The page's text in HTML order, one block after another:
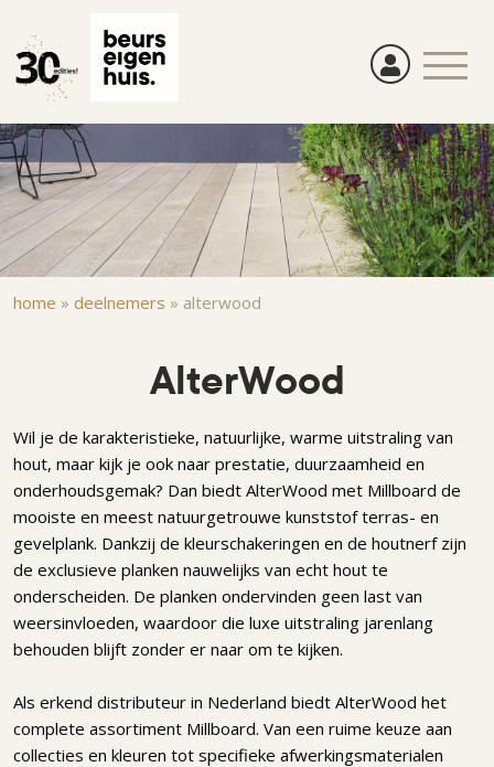
naar
de
gaan
Kruimelpad
home » deelnemers » alterwood
AlterWood
Wil je de karakteristieke, natuurlijke, warme uitstraling van
hout, maar kijk je ook naar prestatie, duurzaamheid en
onderhoudsgemak? Dan biedt AlterWood met Millboard de
mooiste en meest natuurgetrouwe kunststof terras- en
gevelplank. Dankzij de kleurschakeringen en de houtnerf zijn
de exclusieve planken nauwelijks van echt hout te
onderscheiden. De planken ondervinden geen last van
weersinvloeden, waardoor die luxe uitstraling jarenlang
behouden blijft zonder er naar om te kijken.
Als erkend distributeur in Nederland biedt AlterWood het
complete assortiment Millboard. Van een ruime keuze aan
collecties en kleuren tot specifieke afwerkingsmaterialen